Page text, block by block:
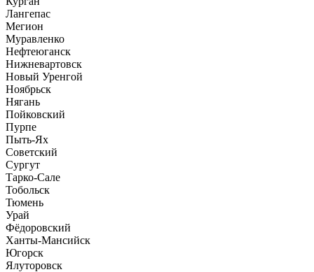
Лангепас
Мегион
Муравленко
Нефтеюганск
Нижневартовск
Новый Уренгой
Ноябрьск
Нягань
Пойковский
Пурпе
Пыть-Ях
Советский
Сургут
Тарко-Сале
Тобольск
Тюмень
Урай
Фёдоровский
Ханты-Мансийск
Югорск
Ялуторовск